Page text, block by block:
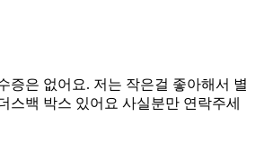
증은 없어요. 저는 작은걸 좋아해서 별
스백 박스 있어요 사실분만 연락주세